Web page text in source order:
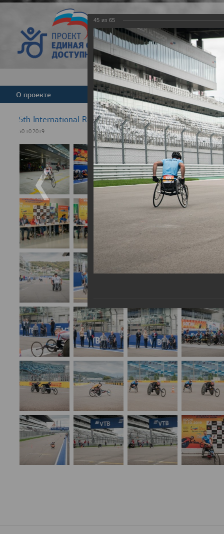
Версия для
О проекте Команда Новости
5th International Rezept-Sport Wheelchair Half
30.10.2019
45 из 65